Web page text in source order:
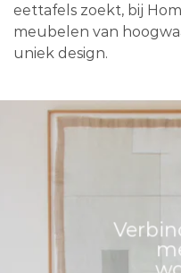
eettafels zoekt, bij
meubelen van
uniek design.